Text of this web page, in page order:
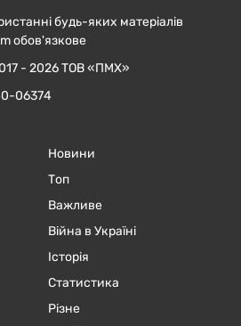
будь-яких матеріалів
обов'язкове
- 2026 ТОВ «ПМХ»
06374
Новини
Топ
Важливе
Війна в Україні
Історія
Статистика
Різне